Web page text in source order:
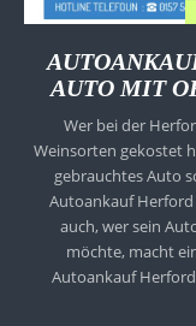
AUTO MIT
Wer bei der
Weinsorten gekostet
gebrauchtes Auto
Autoankauf Herford
auch, wer sein
möchte, macht
Autoankauf Herford. Autoankauf Herford kauft wirklich